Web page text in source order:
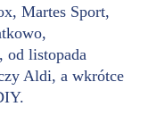
Martes Sport,
od listopada
Aldi, a wkrótce